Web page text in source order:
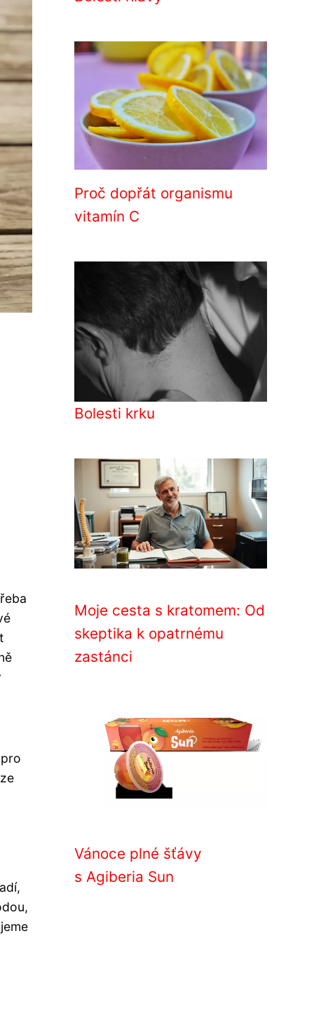
Proč dopřát organismu
vitamín C
Bolesti krku
Moje cesta s kratomem: Od
skeptika k opatrnému
zastánci
Vánoce plné šťávy
s Agiberia Sun